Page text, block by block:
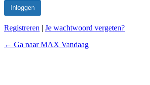
Registreren | Je wachtwoord vergeten?
← Ga naar MAX Vandaag